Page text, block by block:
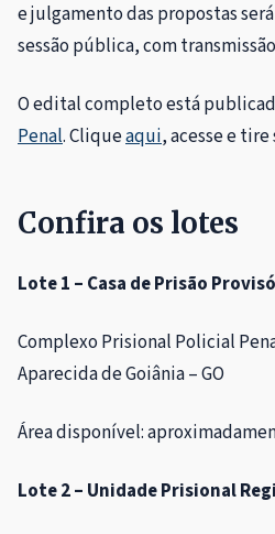
e julgamento das propostas
sessão pública, com
O edital completo está
Penal. Cliqueaqui, acesse e
Confira os lotes
Lote 1 – Casa de Prisão
Complexo Prisional Policial
Aparecida de Goiânia – GO
Área disponível:
Lote 2 – Unidade Prisional